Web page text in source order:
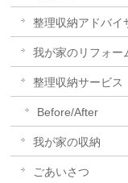
整理収納アドバイ
我が家のリフォー
整理収納サービス
Before/After
我が家の収納
ごあいさつ